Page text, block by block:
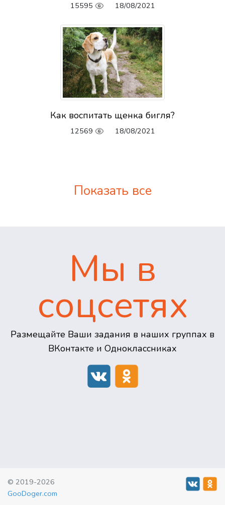
15595 18/08/2021
Как воспитать щенка бигля?
12569 18/08/2021
Показать все
Мы в
соцсетях
Размещайте Ваши задания в наших группах в
ВКонтакте и Одноклассниках
© 2019-2026
GooDoger.com